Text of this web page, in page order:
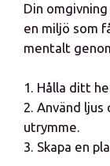
Din
en miljö som
mentalt
1. Hålla ditt
2. Använd
utrymme.
3. Skapa en